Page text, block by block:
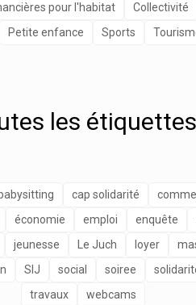
pour l'habitat Collectivité
Petite enfance Sports
les étiquettes
babysitting cap solidarité
économie emploi enquête
jeunesse Le Juch loyer
SIJ social soiree
travaux
webcams